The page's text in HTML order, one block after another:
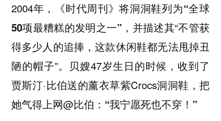
2004年，《时代周刊》将洞洞鞋列为“全球
50项最糟糕的发明之一”， 并描述其“不管获
得多少人的追捧，这款休闲鞋都无法甩掉丑
陋的帽子”。贝嫂47岁生日的时候，收到了
贾斯汀·比伯送的薰衣草紫Crocs洞洞鞋，把
她气得上网@比伯： “我宁愿死也不穿！”